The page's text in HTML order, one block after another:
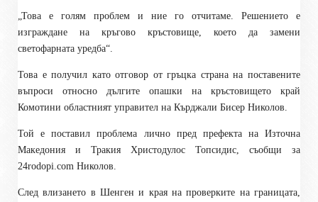
„Това е голям проблем и ние го отчитаме. Решението е
изграждане на кръгово кръстовище, което да замени
светофарната уредба“.
Това е получил като отговор от гръцка страна на поставените
въпроси относно дългите опашки на кръстовището край
Комотини областният управител на Кърджали Бисер Николов.
Той е поставил проблема лично пред префекта на Източна
Македония и Тракия Христодулос Топсидис, съобщи за
24rodopi.com Николов.
След влизането в Шенген и края на проверките на границата,